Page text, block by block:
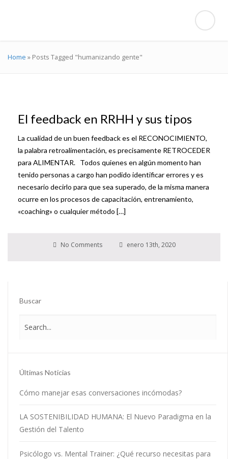
Home » Posts Tagged "humanizando gente"
El feedback en RRHH y sus tipos
La cualidad de un buen feedback es el RECONOCIMIENTO,
la palabra retroalimentación, es precisamente RETROCEDER
para ALIMENTAR. Todos quienes en algún momento han
tenido personas a cargo han podido identificar errores y es
necesario decirlo para que sea superado, de la misma manera
ocurre en los procesos de capacitación, entrenamiento,
«coaching» o cualquier método […]
No Comments enero 13th, 2020
Buscar
Últimas Noticias
Cómo manejar esas conversaciones incómodas?
LA SOSTENIBILIDAD HUMANA: El Nuevo Paradigma en la
Gestión del Talento
Psicólogo vs. Mental Trainer: ¿Qué recurso necesitas para